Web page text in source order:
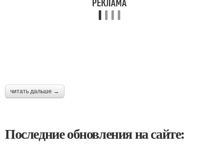
читать дальше →
Последние обновления на сайте: